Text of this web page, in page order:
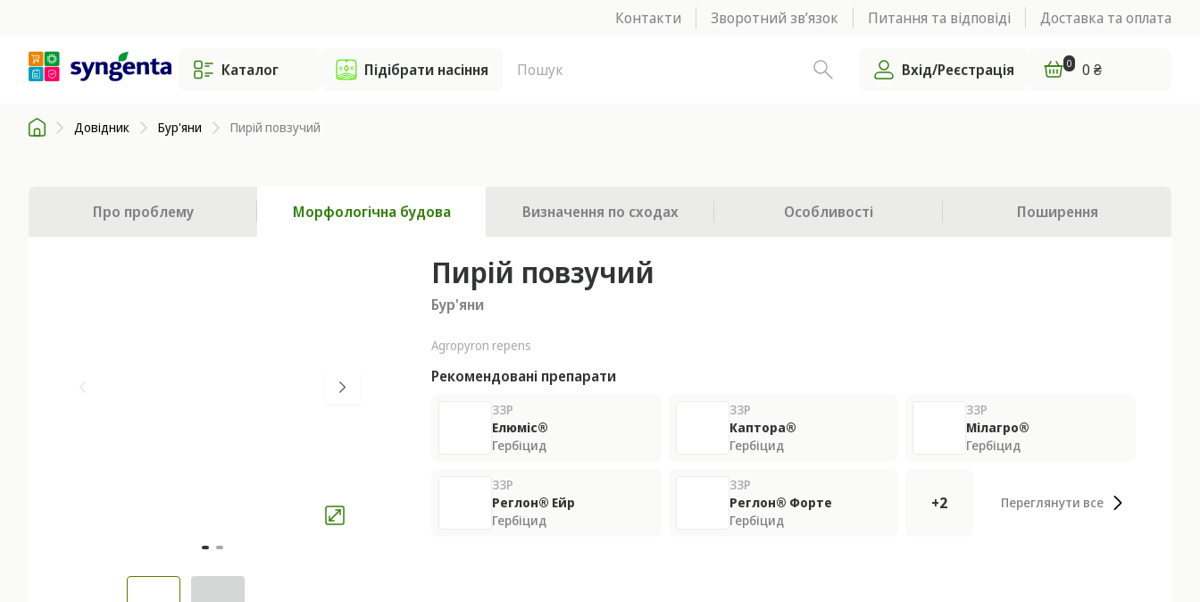
Контакти Зворотний зв’язок Питання та відповіді Доставка та оплата
Каталог Підібрати насіння Вхід/Реєстрація 0 0 ₴
Довідник Бур'яни Пирій повзучий
Про проблему Морфологічна будова Визначення по сходах Особливості Поширення
Пирій повзучий
Бур'яни
Agropyron repens
Рекомендовані препарати
ЗЗР
Елюміс®
Гербіцид
ЗЗР
Каптора®
Гербіцид
ЗЗР
Мілагро®
Гербіцид
ЗЗР
Реглон® Ейр
Гербіцид
ЗЗР
Реглон® Форте
Гербіцид
+2 Переглянути все